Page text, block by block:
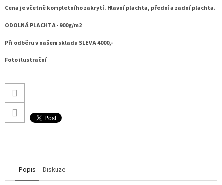
Cena je včetně kompletního zakrytí. Hlavní plachta, přední a zadní plachta.
ODOLNÁ PLACHTA - 900g/m2
Při odběru v našem skladu SLEVA 4000,-
Foto ilustrační
Popis Diskuze